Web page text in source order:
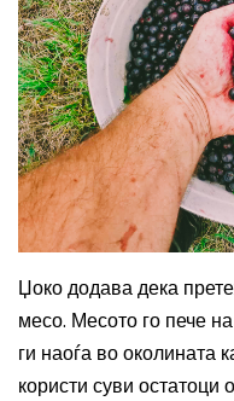
Џоко додава дека
месо. Месото го пече
ги наоѓа во околината
користи суви